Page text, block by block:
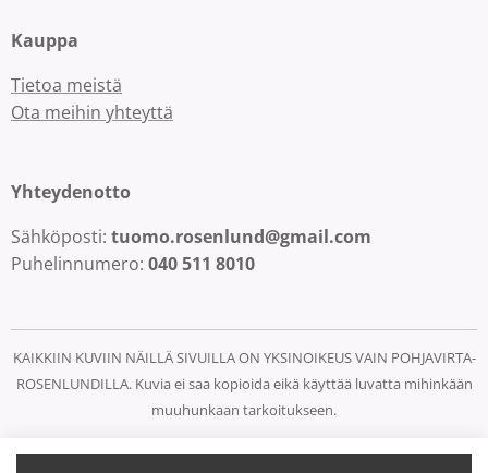
Kauppa
Tietoa meistä
Ota meihin yhteyttä
Yhteydenotto
Sähköposti: tuomo.rosenlund@gmail.com
Puhelinnumero: 040 511 8010
KAIKKIIN KUVIIN NÄILLÄ SIVUILLA ON YKSINOIKEUS VAIN POHJAVIRTA-
ROSENLUNDILLA. Kuvia ei saa kopioida eikä käyttää luvatta mihinkään
muuhunkaan tarkoitukseen.